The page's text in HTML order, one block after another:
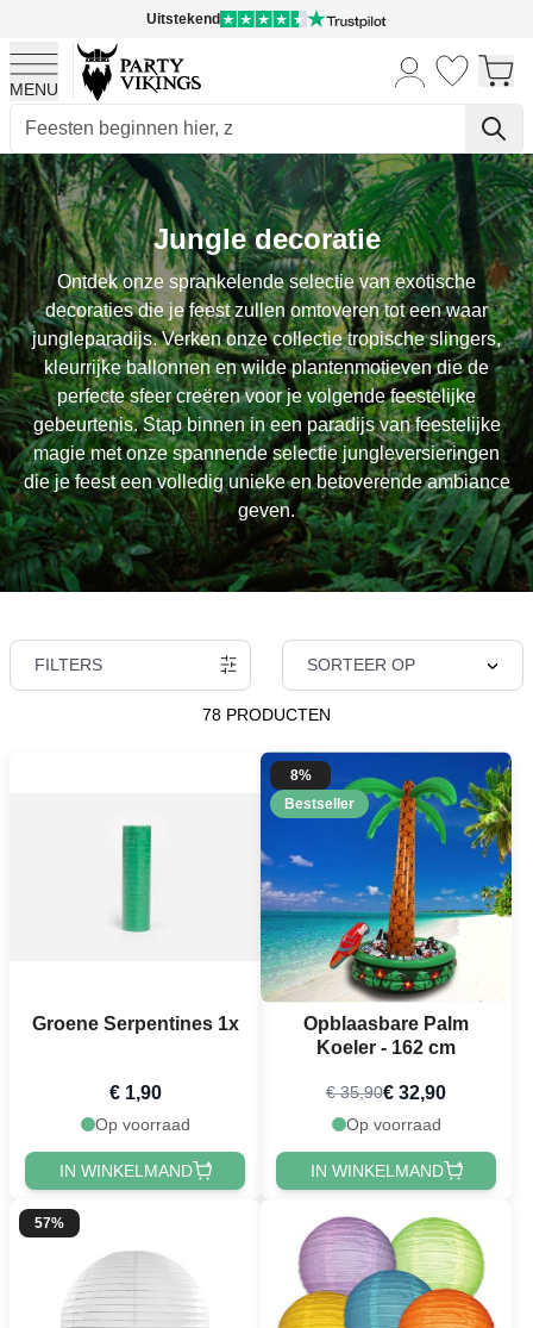
Uitstekend
MENU
Ga naar de inhoud
Jungle decoratie
Ontdek onze sprankelende selectie van exotische
decoraties die je feest zullen omtoveren tot een waar
jungleparadijs. Verken onze collectie tropische slingers,
kleurrijke ballonnen en wilde plantenmotieven die de
perfecte sfeer creëren voor je volgende feestelijke
gebeurtenis. Stap binnen in een paradijs van feestelijke
magie met onze spannende selectie jungleversieringen
die je feest een volledig unieke en betoverende ambiance
geven.
FILTERS SORTEER OP
78 PRODUCTEN
Groene Serpentines 1x
€ 1,90
Op voorraad
IN WINKELMAND
8%
Bestseller
Opblaasbare Palm
Koeler - 162 cm
€ 35,90€ 32,90
Op voorraad
IN WINKELMAND
57%